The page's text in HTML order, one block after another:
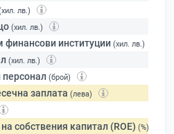
лв.)
(хил. лв.)
институции (хил. лв.)
(хил. лв.)
персонал (брой)
заплата (лева)
собствения капитал (ROE) (%)